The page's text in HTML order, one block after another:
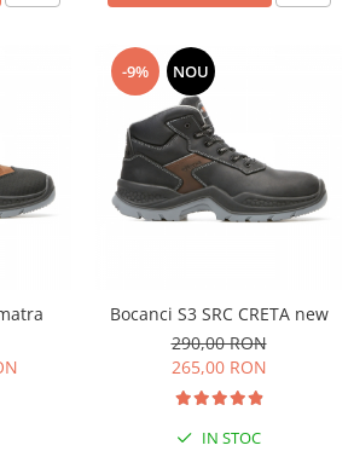
-9% NOU
Bocanci S3 SRC CRETA new
290,00 RON
265,00 RON
IN STOC